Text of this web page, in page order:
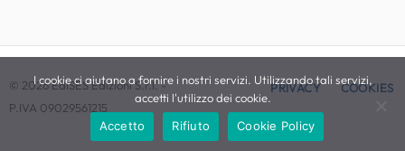
© 2026 EdiSES Edizioni S.r.l. -
P.IVA 09029561215
PRIVACY COOKIES
I cookie ci aiutano a fornire i nostri servizi. Utilizzando tali servizi,
accetti l'utilizzo dei cookie.
Accetto
Rifiuto Cookie Policy